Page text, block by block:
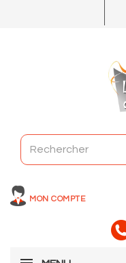
MON COMPTE